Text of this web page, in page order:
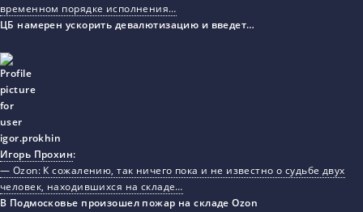
временном порядке исполнения…
ЦБ намерен ускорить девалютизацию и введет…
Игорь Прохин:
— Ozon: К сожалению, так ничего пока и не известно о судьбе двух
человек, находившихся на складе…
В Подмосковье произошел пожар на складе Ozon